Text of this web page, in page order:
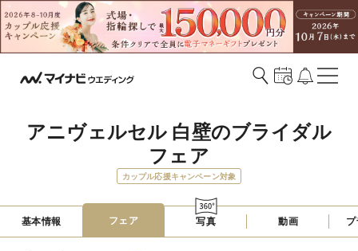
アニヴェルセル 白壁のブライダル
フェア
カップル応援キャンペーン対象
基本情報 フェア 写真 動画